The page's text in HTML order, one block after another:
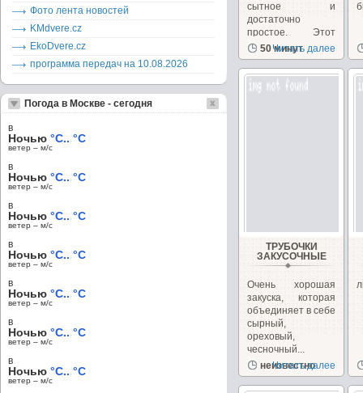
сытное и
достаточно
простое. Этот
рецепт...
50 минут
Читать далее
ТРУБОЧКИ
ЗАКУСОЧНЫЕ
Очень хорошая
закуска, которая
объединяет в себе
сырный,
ореховый,
чесночный...
неизвестно
Читать далее
Фото лента новостей
KMdvere.cz
EkoDvere.cz
программа передач на 10.08.2026
Погода в Москве - сегодня
в
Ночью °C.. °C
ветер – м/c
в
Ночью °C.. °C
ветер – м/c
в
Ночью °C.. °C
ветер – м/c
в
Ночью °C.. °C
ветер – м/c
в
Ночью °C.. °C
ветер – м/c
в
Ночью °C.. °C
ветер – м/c
в
Ночью °C.. °C
ветер – м/c